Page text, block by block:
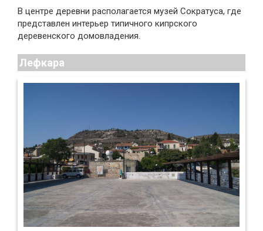
В центре деревни располагается музей Сократуса, где
представлен интерьер типичного кипрского
деревенского домовладения.
Лефкара